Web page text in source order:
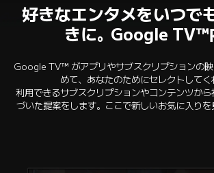
好きなエンタメをいつで
きに。Google TV™
Google TV™ がアプリやサブスクリプションの
めて、あなたのためにセレクトしてく
利用できるサブスクリプションやコンテンツか
づいた提案をします。ここで新しいお気に入りを